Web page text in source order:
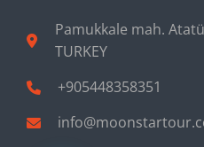
Pamukkale mah.
TURKEY
+905448358351